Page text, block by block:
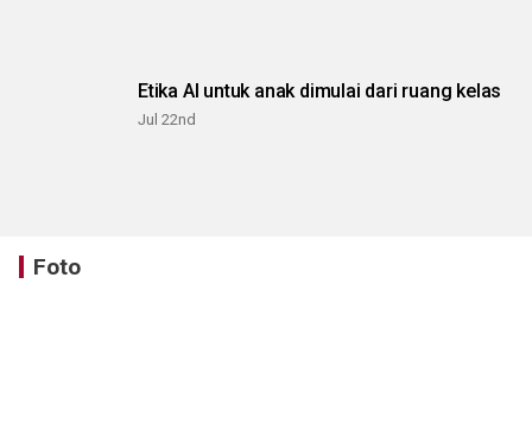
Etika AI untuk anak dimulai dari ruang kelas
Jul 22nd
Foto